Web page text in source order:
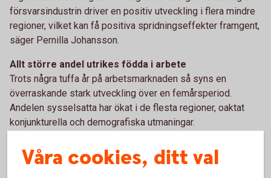
försvarsindustrin driver en positiv utveckling i flera mindre
regioner, vilket kan få positiva spridningseffekter framgent,
säger Pernilla Johansson.
Allt större andel utrikes födda i arbete
Trots några tuffa år på arbetsmarknaden så syns en
överraskande stark utveckling över en femårsperiod.
Andelen sysselsatta har ökat i de flesta regioner, oaktat
konjunkturella och demografiska utmaningar.
– Den arbetsföra befolkningen minskar i flera regioner, men
likväl har sysselsättningen ökat under de senaste fem åren.
Våra cookies, ditt val